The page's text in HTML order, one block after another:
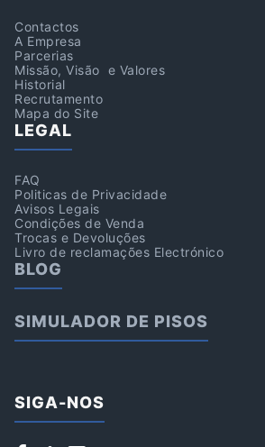
Contactos
A Empresa
Parcerias
Missão, Visão e Valores
Historial
Recrutamento
Mapa do Site
LEGAL
FAQ
Politicas de Privacidade
Avisos Legais
Condições de Venda
Trocas e Devoluções
Livro de reclamações Electrónico
BLOG
SIMULADOR DE PISOS
SIGA-NOS